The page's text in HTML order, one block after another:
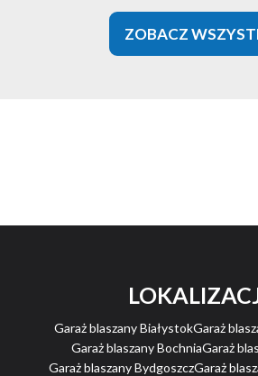
ZOBACZ
Garaż blaszany BiałystokGaraż
Garaż blaszany BochniaGaraż
Garaż blaszany BydgoszczGaraż